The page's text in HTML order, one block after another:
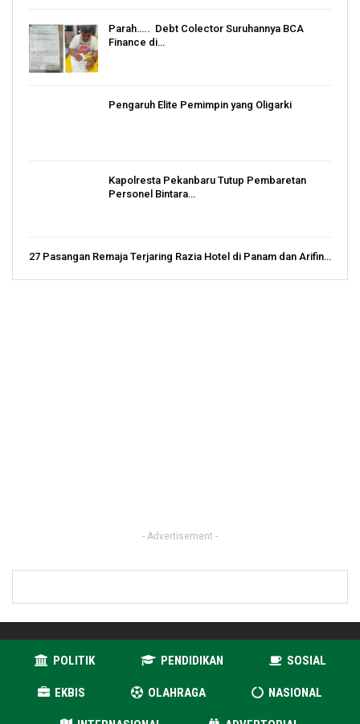
Parah….. Debt Colector Suruhannya BCA
Finance di…
Pengaruh Elite Pemimpin yang Oligarki
Kapolresta Pekanbaru Tutup Pembaretan
Personel Bintara…
27 Pasangan Remaja Terjaring Razia Hotel di Panam dan Arifin…
- Advertisement -
POLITIK PENDIDIKAN SOSIAL
EKBIS OLAHRAGA NASIONAL